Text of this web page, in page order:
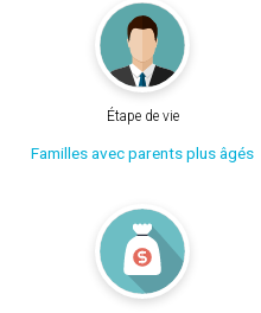
Étape de vie
Familles avec parents plus âgés